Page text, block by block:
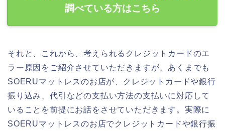
調べている方はこちら
それと、これから、考えられるクレジットカードのエ
ラー原因をご紹介させていただきますが、あくまでも
SOERUマットレスのお店が、クレジットカードや銀行
振り込み、代引などの支払い方法の支払いに対応して
いることを前提にお話をさせていただきます。実際に
SOERUマットレスのお店でクレジットカードや銀行振